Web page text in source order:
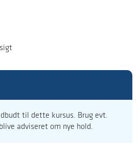
til dette kursus. Brug evt.
adviseret om nye hold.